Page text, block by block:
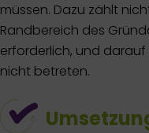
müssen. Dazu zählt
Randbereich des
erforderlich, und
nicht betreten.